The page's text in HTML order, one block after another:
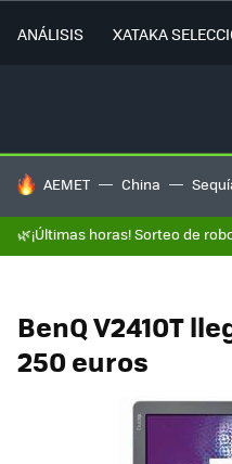
ANÁLISIS XATAKA
HOY SE HABLA DE
AEMET China
🌿¡Últimas horas! Sorteo de
BenQ V2410T
250 euros